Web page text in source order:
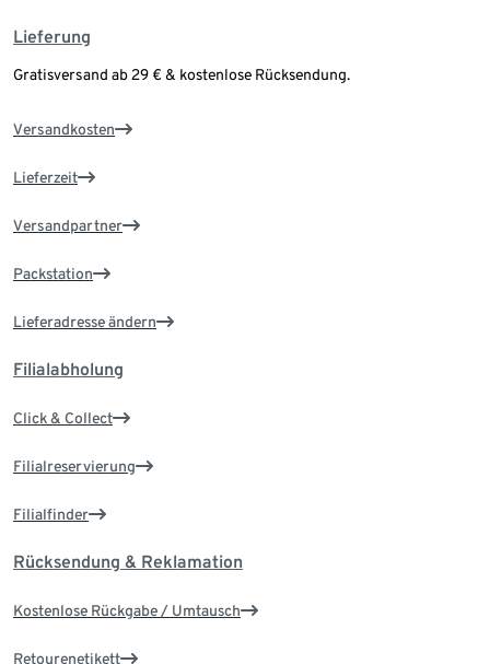
Lieferung
Gratisversand ab 29 € & kostenlose Rücksendung.
Versandkosten
Lieferzeit
Versandpartner
Packstation
Lieferadresse ändern
Filialabholung
Click & Collect
Filialreservierung
Filialfinder
Rücksendung & Reklamation
Kostenlose Rückgabe / Umtausch
Retourenetikett